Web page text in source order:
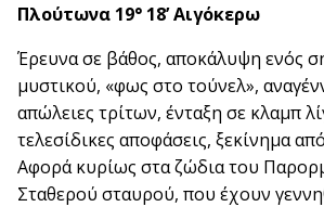
Πλούτωνα 19° 18’ Αιγόκερω
Έρευνα σε βάθος, αποκάλυψη ενός
μυστικού, «φως στο τούνελ»,
απώλειες τρίτων, ένταξη σε κλαμπ
τελεσίδικες αποφάσεις, ξεκίνημα
Αφορά κυρίως στα ζώδια του
Σταθερού σταυρού, που έχουν